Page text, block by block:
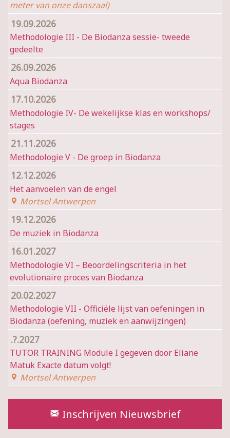
meter van onze danszaal)
19.09.2026
Methodologie III - De Biodanza sessie- tweede
gedeelte
26.09.2026
Aqua Biodanza
17.10.2026
Methodologie IV- De wekelijkse klas en workshops/
stages
21.11.2026
Methodologie V - De groep in Biodanza
12.12.2026
Het aanvoelen van de engel
Mortsel Antwerpen
19.12.2026
De muziek in Biodanza
16.01.2027
Methodologie VI – Beoordelingscriteria in het
evolutionaire proces van Biodanza
20.02.2027
Methodologie VII - Officiële lijst van oefeningen in
Biodanza (oefening, muziek en aanwijzingen)
.?.2027
TUTOR TRAINING Module I gegeven door Eliane
Matuk Exacte datum volgt!
Mortsel Antwerpen
Inschrijven Nieuwsbrief